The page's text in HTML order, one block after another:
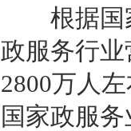
根据国家
政服务行
2800万人
国家政服